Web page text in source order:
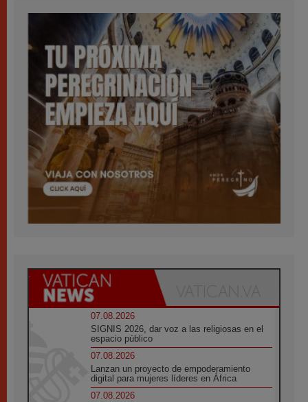
07.08.2026
SIGNIS 2026, dar voz a las religiosas en el
espacio público
07.08.2026
Lanzan un proyecto de empoderamiento
digital para mujeres líderes en África
07.08.2026